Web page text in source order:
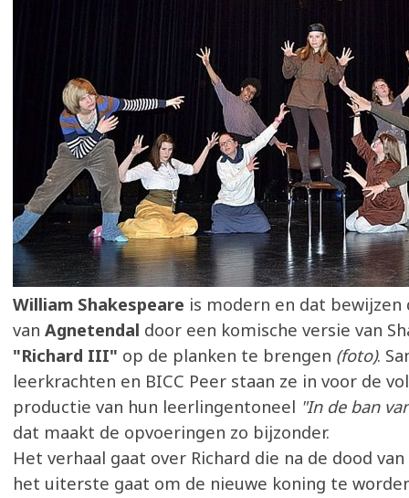
William Shakespeare is modern en dat bewijzen
van Agnetendal door een komische versie van
"Richard III" op de planken te brengen (foto).
leerkrachten en BICC Peer staan ze in voor de
productie van hun leerlingentoneel "In de ban
dat maakt de opvoeringen zo bijzonder.
Het verhaal gaat over Richard die na de dood
het uiterste gaat om de nieuwe koning te